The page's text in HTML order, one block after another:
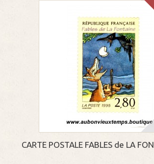
CARTE POSTALE FABLES de LA